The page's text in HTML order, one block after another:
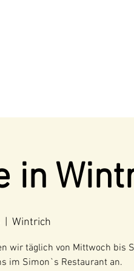
in
Wintrich
wir täglich von Mittwoch bis
im Simon`s Restaurant an.